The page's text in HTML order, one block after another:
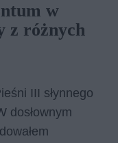
w
z różnych
III słynnego
dosłownym